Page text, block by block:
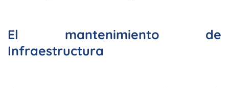
El mantenimiento de
Infraestructura